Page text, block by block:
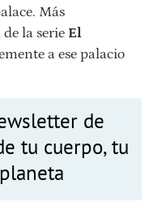
Más
la serie El
a ese palacio
de
tu cuerpo, tu